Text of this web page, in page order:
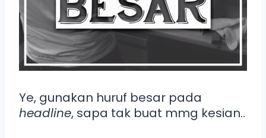
Ye, gunakan huruf besar pada
headline, sapa tak buat mmg kesian..